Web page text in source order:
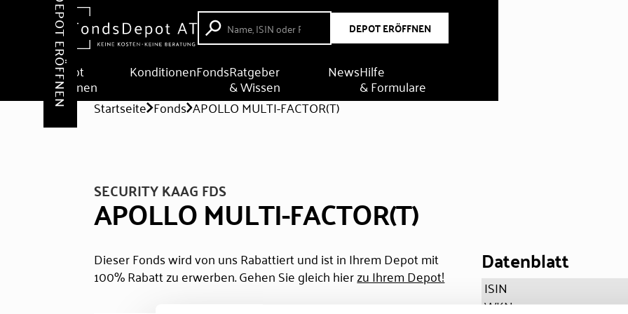
DEPOT ERÖFFNEN
Depot
eröffnen
KonditionenFondsRatgeber
& Wissen
NewsHilfe
& Formulare
DEPOT ERÖFFNEN Startseite Fonds APOLLO MULTI-FACTOR(T)
SECURITY KAAG FDS
APOLLO MULTI-FACTOR(T)
Dieser Fonds wird von uns Rabattiert und ist in Ihrem Depot mit
100% Rabatt zu erwerben. Gehen Sie gleich hierzu Ihrem Depot! Datenblatt
ISIN
WKN